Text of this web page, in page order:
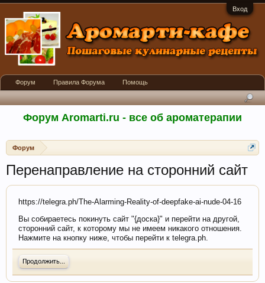
Вход
Форум Aromarti.ru - все об ароматерапии
Форум
Перенаправление на сторонний сайт
https://telegra.ph/The-Alarming-Reality-of-deepfake-ai-nude-04-16
Вы собираетесь покинуть сайт "{доска}" и перейти на другой,
сторонний сайт, к которому мы не имеем никакого отношения.
Нажмите на кнопку ниже, чтобы перейти к telegra.ph.
Продолжить...
Форум Правила Форума Помощь